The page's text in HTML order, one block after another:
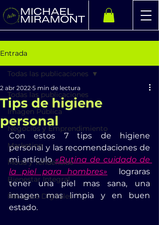
Entrada
Todas las publicaciones
Imagen Pública
Negocios y Emprendimiento
Marketing
Moda y Tendencias
Bienestar Integral
Recursos Digitales
Todas las publicaciones
Tips de higiene
personal
2 abr 2022 5 min de lectura
Con estos 7 tips de higiene
personal y las recomendaciones de
mi artículo «Rutina de cuidado de
la piel para hombres» lograras
tener una piel mas sana, una
imagen mas limpia y en buen
estado.